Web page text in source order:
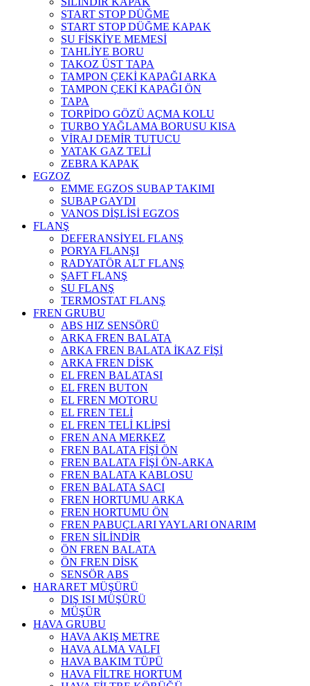
START STOP DÜĞME
START STOP DÜĞME KAPAK
SU FİSKİYE MEMESİ
TAHLİYE BORU
TAKOZ ÜST TAPA
TAMPON ÇEKİ KAPAĞI ARKA
TAMPON ÇEKİ KAPAĞI ÖN
TAPA
TORPİDO GÖZÜ AÇMA KOLU
TURBO YAĞLAMA BORUSU KISA
VİRAJ DEMİR TUTUCU
YATAK GAZ TELİ
ZEBRA KAPAK
EGZOZ
EMME EGZOS SUBAP TAKIMI
SUBAP GAYDI
VANOS DİŞLİSİ EGZOS
FLANŞ
DEFERANSİYEL FLANŞ
PORYA FLANŞI
RADYATÖR ALT FLANŞ
ŞAFT FLANŞ
SU FLANŞ
TERMOSTAT FLANŞ
FREN GRUBU
ABS HIZ SENSÖRÜ
ARKA FREN BALATA
ARKA FREN BALATA İKAZ FİŞİ
ARKA FREN DİSK
EL FREN BALATASI
EL FREN BUTON
EL FREN MOTORU
EL FREN TELİ
EL FREN TELİ KLİPSİ
FREN ANA MERKEZ
FREN BALATA FİŞİ ÖN
FREN BALATA FİŞİ ÖN-ARKA
FREN BALATA KABLOSU
FREN BALATA SACI
FREN HORTUMU ARKA
FREN HORTUMU ÖN
FREN PABUÇLARI YAYLARI ONARIM
FREN SİLİNDİR
ÖN FREN BALATA
ÖN FREN DİSK
SENSÖR ABS
HARARET MÜŞÜRÜ
DIŞ ISI MÜŞÜRÜ
MÜŞÜR
HAVA GRUBU
HAVA AKIŞ METRE
HAVA ALMA VALFI
HAVA BAKIM TÜPÜ
HAVA FİLTRE HORTUM